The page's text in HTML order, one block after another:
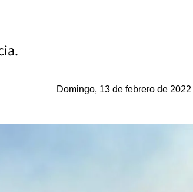
Domingo, 13 de febrero de